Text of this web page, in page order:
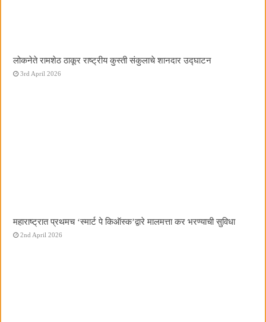
लोकनेते रामशेठ ठाकूर राष्ट्रीय कुस्ती संकुलाचे शानदार उद्घाटन
3rd April 2026
महाराष्ट्रात प्रथमच ‌‘स्मार्ट पे किऑस्क‌’द्वारे मालमत्ता कर भरण्याची सुविधा
2nd April 2026